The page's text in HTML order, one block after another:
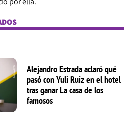
Alejandro Estrada aclaró qué
pasó con Yuli Ruiz en el hotel
tras ganar La casa de los
famosos